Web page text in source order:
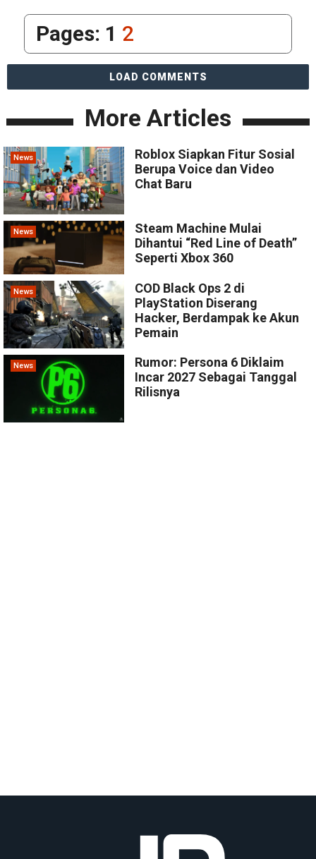
Pages: 1 2
LOAD COMMENTS
More Articles
News
Roblox Siapkan Fitur Sosial
Berupa Voice dan Video
Chat Baru
News
Steam Machine Mulai
Dihantui “Red Line of Death”
Seperti Xbox 360
News
COD Black Ops 2 di
PlayStation Diserang
Hacker, Berdampak ke Akun
Pemain
News
Rumor: Persona 6 Diklaim
Incar 2027 Sebagai Tanggal
Rilisnya